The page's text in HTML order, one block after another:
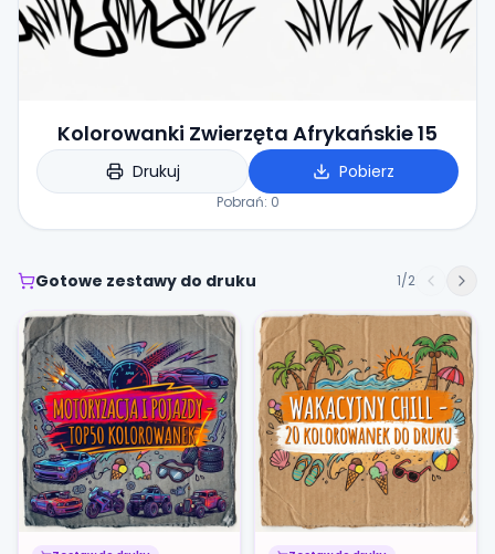
Kolorowanki Zwierzęta Afrykańskie 15
Drukuj Pobierz
Pobrań: 0
Gotowe zestawy do druku 1/2